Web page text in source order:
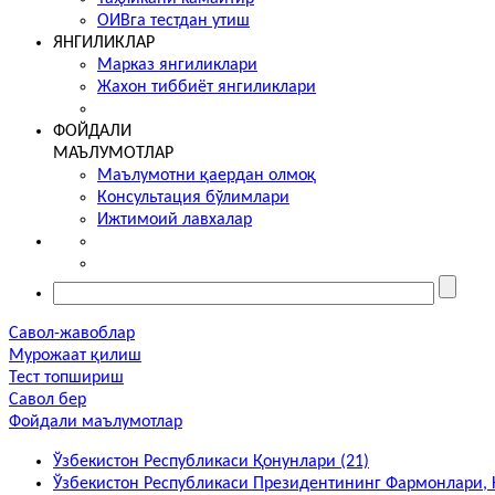
ОИВга тестдан утиш
ЯНГИЛИКЛАР
Марказ янгиликлари
Жахон тиббиёт янгиликлари
ФОЙДАЛИ
МАЪЛУМОТЛАР
Маълумотни қаердан олмоқ
Консультация бўлимлари
Ижтимоий лавхалар
Савол-жавоблар
Мурожаат қилиш
Тест топшириш
Савол бер
Фойдали маълумотлар
Ўзбекистон Республикаси Қонунлари (21)
Ўзбекистон Республикаси Президентининг Фармонлари,